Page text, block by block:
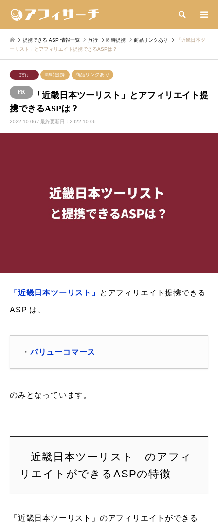
検索
提携できる ASP 情報一覧 旅行 即時提携 商品リンクあり
「近畿日本ツ
ーリスト」とアフィリエイト提携できるASPは？
旅行 即時提携 商品リンクあり
「近畿日本ツーリスト」とアフィリエイト提
携できるASPは？
2022.10.06 / 最終更新日：2022.10.06
「近畿日本ツーリスト」 とアフィリエイト提携できる
ASP は、
・バリューコマース
のみとなっています。
「近畿日本ツーリスト」のアフィ
リエイトができるASPの特徴
「近畿日本ツーリスト」のアフィリエイトができる